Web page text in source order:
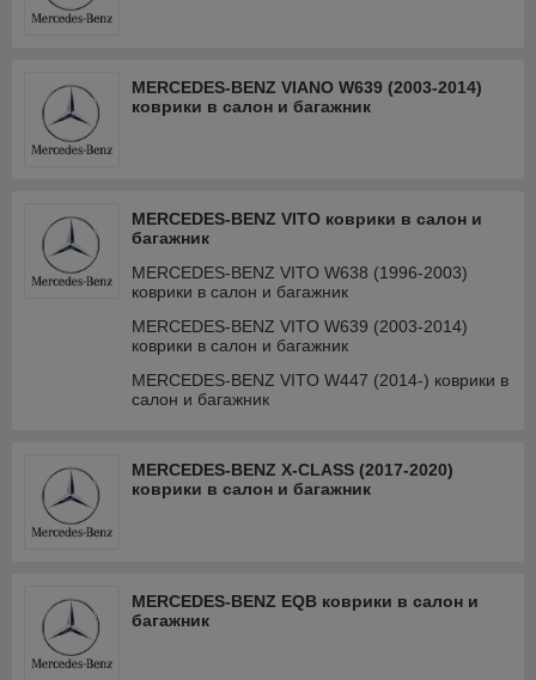
MERCEDES-BENZ VIANO W639 (2003-2014)
коврики в салон и багажник
MERCEDES-BENZ VITO коврики в салон и
багажник
MERCEDES-BENZ VITO W638 (1996-2003)
коврики в салон и багажник
MERCEDES-BENZ VITO W639 (2003-2014)
коврики в салон и багажник
MERCEDES-BENZ VITO W447 (2014-) коврики в
салон и багажник
MERCEDES-BENZ X-CLASS (2017-2020)
коврики в салон и багажник
MERCEDES-BENZ EQB коврики в салон и
багажник